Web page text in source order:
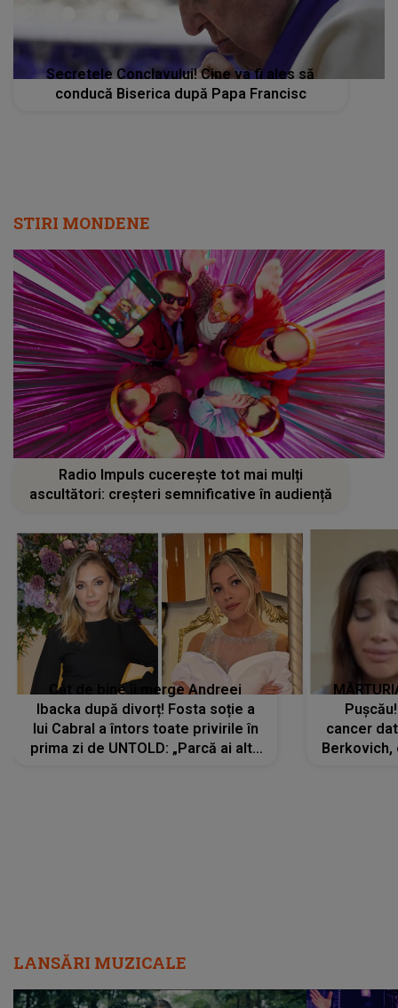
Secretele Conclavului! Cine va fi ales să
conducă Biserica după Papa Francisc
STIRI MONDENE
Radio Impuls cucerește tot mai mulți
ascultători: creșteri semnificative în audiență
Cât de bine îi merge Andreei
Ibacka după divorț! Fosta soție a
lui Cabral a întors toate privirile în
prima zi de UNTOLD: „Parcă ai altă
cancer
LANSĂRI MUZICALE